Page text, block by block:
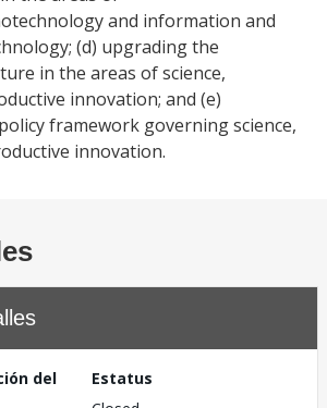
and information and
(d) upgrading the
in the areas of science,
innovation; and (e)
framework governing science,
innovation.
del
Estatus